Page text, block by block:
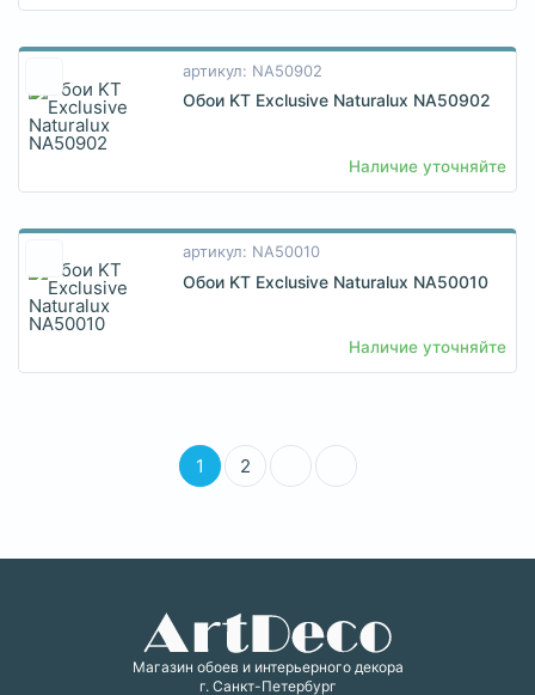
артикул: NA50902
Обои KT Exclusive Naturalux NA50902
Наличие уточняйте
артикул: NA50010
Обои KT Exclusive Naturalux NA50010
Наличие уточняйте
1 2
Магазин обоев и интерьерного декора
г. Санкт-Петербург